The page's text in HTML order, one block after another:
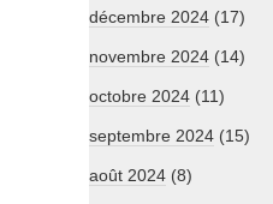
décembre 2024 (17)
novembre 2024 (14)
octobre 2024 (11)
septembre 2024 (15)
août 2024 (8)